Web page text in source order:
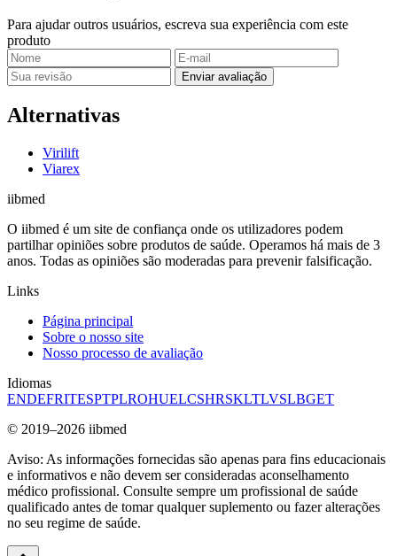
Para ajudar outros usuários, escreva sua experiência com este
produto
Enviar avaliação
Alternativas
Virilift
Viarex
iibmed
O iibmed é um site de confiança onde os utilizadores podem
partilhar opiniões sobre produtos de saúde. Operamos há mais de 3
anos. Todas as opiniões são moderadas para prevenir falsificação.
Links
Página principal
Sobre o nosso site
Nosso processo de avaliação
Idiomas
ENDEFRITESPTPLROHUELCSHRSKLTLVSLBGET
© 2019–2026 iibmed
Aviso: As informações fornecidas são apenas para fins educacionais
e informativos e não devem ser consideradas aconselhamento
médico profissional. Consulte sempre um profissional de saúde
qualificado antes de tomar qualquer suplemento ou fazer alterações
no seu regime de saúde.